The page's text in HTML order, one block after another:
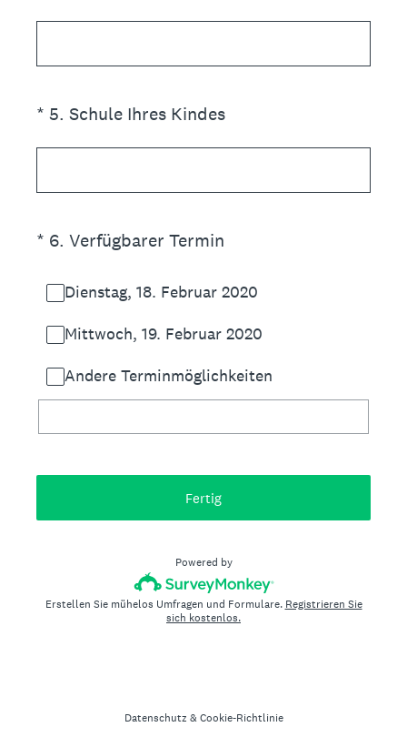
* 5. Schule Ihres Kindes
(Erforderlich.)
* 6. Verfügbarer Termin
(Erforderlich.)
Dienstag, 18. Februar 2020
Mittwoch, 19. Februar 2020
Andere Terminmöglichkeiten
Fertig
Powered by
Erstellen Sie mühelos Umfragen und Formulare. Registrieren Sie
sich kostenlos.
Datenschutz & Cookie-Richtlinie